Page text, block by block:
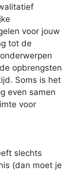
voor jouw
tot de
opbrengsten
Soms is het
even samen
voor
slechts
(dan moet je